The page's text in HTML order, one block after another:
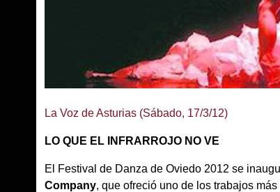
La Voz de Asturias (Sábado, 17/3/12)
LO QUE EL INFRARROJO NO VE
El Festival de Danza de Oviedo 2012 se
Company, que ofreció uno de los trabajos